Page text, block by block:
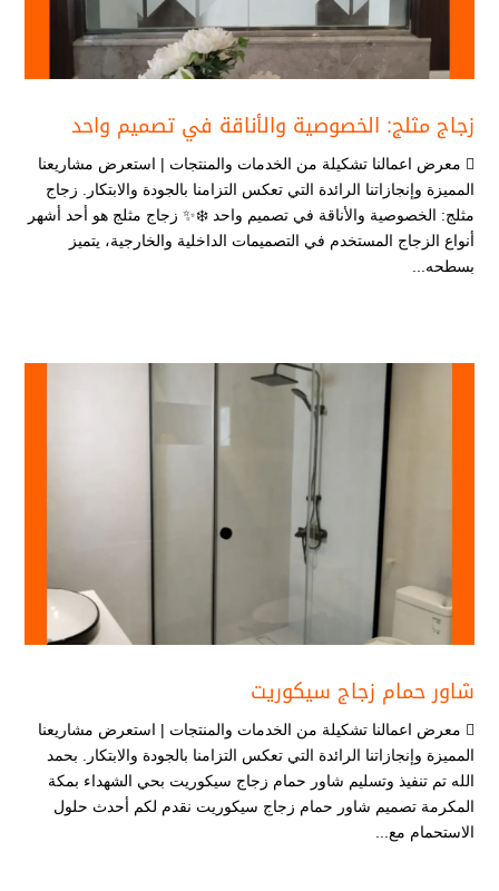
زجاج مثلج: الخصوصية والأناقة في تصميم واحد
 معرض اعمالنا تشكيلة من الخدمات والمنتجات | استعرض مشاريعنا
المميزة وإنجازاتنا الرائدة التي تعكس التزامنا بالجودة والابتكار. زجاج
مثلج: الخصوصية والأناقة في تصميم واحد ❄️✨ زجاج مثلج هو أحد أشهر
أنواع الزجاج المستخدم في التصميمات الداخلية والخارجية، يتميز
بسطحه...
شاور حمام زجاج سيكوريت
 معرض اعمالنا تشكيلة من الخدمات والمنتجات | استعرض مشاريعنا
المميزة وإنجازاتنا الرائدة التي تعكس التزامنا بالجودة والابتكار. بحمد
الله تم تنفيذ وتسليم شاور حمام زجاج سيكوريت بحي الشهداء بمكة
المكرمة تصميم شاور حمام زجاج سيكوريت نقدم لكم أحدث حلول
الاستحمام مع...